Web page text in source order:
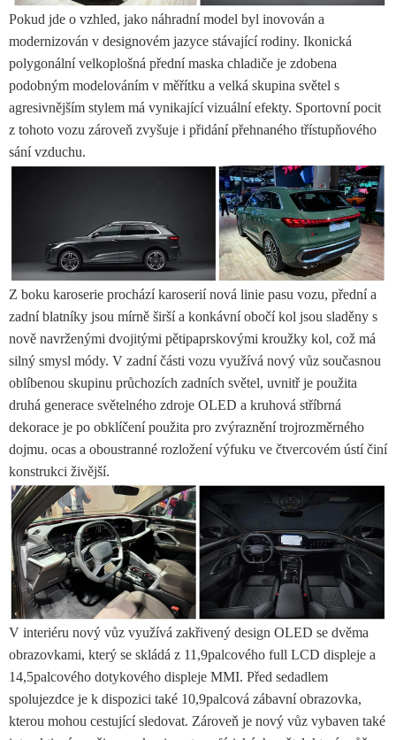
Pokud jde o vzhled, jako náhradní model byl inovován a
modernizován v designovém jazyce stávající rodiny. Ikonická
polygonální velkoplošná přední maska ​​chladiče je zdobena
podobným modelováním v měřítku a velká skupina světel s
agresivnějším stylem má vynikající vizuální efekty. Sportovní pocit
z tohoto vozu zároveň zvyšuje i přidání přehnaného třístupňového
sání vzduchu.
Z boku karoserie prochází karoserií nová linie pasu vozu, přední a
zadní blatníky jsou mírně širší a konkávní obočí kol jsou sladěny s
nově navrženými dvojitými pětipaprskovými kroužky kol, což má
silný smysl módy. V zadní části vozu využívá nový vůz současnou
oblíbenou skupinu průchozích zadních světel, uvnitř je použita
druhá generace světelného zdroje OLED a kruhová stříbrná
dekorace je po obklíčení použita pro zvýraznění trojrozměrného
dojmu. ocas a oboustranné rozložení výfuku ve čtvercovém ústí činí
konstrukci živější.
V interiéru nový vůz využívá zakřivený design OLED se dvěma
obrazovkami, který se skládá z 11,9palcového full LCD displeje a
14,5palcového dotykového displeje MMI. Před sedadlem
spolujezdce je k dispozici také 10,9palcová zábavní obrazovka,
kterou mohou cestující sledovat. Zároveň je nový vůz vybaven také